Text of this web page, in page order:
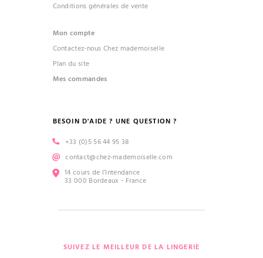
Conditions générales de vente
Mon compte
Contactez-nous Chez mademoiselle
Plan du site
Mes commandes
BESOIN D'AIDE ? UNE QUESTION ?
+33 (0)5 56 44 95 38
contact@chez-mademoiselle.com
14 cours de l’Intendance
33 000 Bordeaux - France
SUIVEZ LE MEILLEUR DE LA LINGERIE